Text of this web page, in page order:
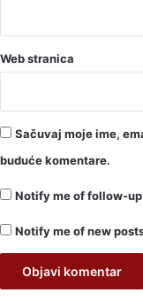
Web stranica
Sačuvaj moje ime,
buduće komentare.
Notify me of follow-
Notify me of new